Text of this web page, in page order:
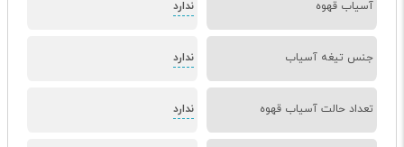
آسیاب قهوه ندارد
جنس تیغه آسیاب ندارد
تعداد حالت آسیاب قهوه ندارد